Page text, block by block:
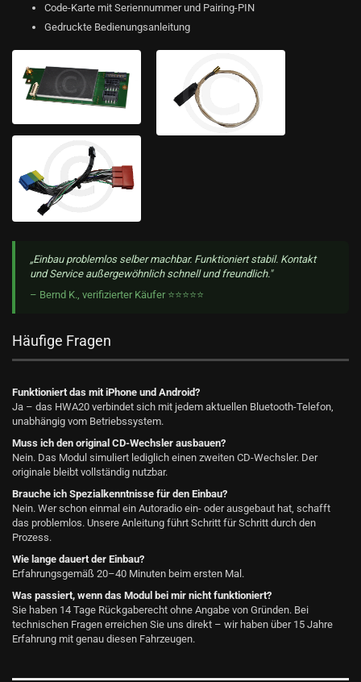
Code-Karte mit Seriennummer und Pairing-PIN
Gedruckte Bedienungsanleitung
„Einbau problemlos selber machbar. Funktioniert stabil. Kontakt
und Service außergewöhnlich schnell und freundlich."
– Bernd K., verifizierter Käufer ⭐⭐⭐⭐⭐
Häufige Fragen
Funktioniert das mit iPhone und Android?
Ja – das HWA20 verbindet sich mit jedem aktuellen Bluetooth-Telefon,
unabhängig vom Betriebssystem.
Muss ich den original CD-Wechsler ausbauen?
Nein. Das Modul simuliert lediglich einen zweiten CD-Wechsler. Der
originale bleibt vollständig nutzbar.
Brauche ich Spezialkenntnisse für den Einbau?
Nein. Wer schon einmal ein Autoradio ein- oder ausgebaut hat, schafft
das problemlos. Unsere Anleitung führt Schritt für Schritt durch den
Prozess.
Wie lange dauert der Einbau?
Erfahrungsgemäß 20–40 Minuten beim ersten Mal.
Was passiert, wenn das Modul bei mir nicht funktioniert?
Sie haben 14 Tage Rückgaberecht ohne Angabe von Gründen. Bei
technischen Fragen erreichen Sie uns direkt – wir haben über 15 Jahre
Erfahrung mit genau diesen Fahrzeugen.